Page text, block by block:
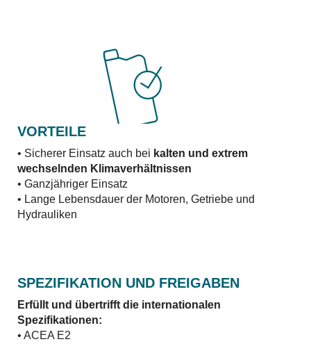
VORTEILE
• Sicherer Einsatz auch bei kalten und extrem
wechselnden Klimaverhältnissen
• Ganzjähriger Einsatz
• Lange Lebensdauer der Motoren, Getriebe und
Hydrauliken
SPEZIFIKATION UND FREIGABEN
Erfüllt und übertrifft die internationalen
Spezifikationen:
• ACEA E2